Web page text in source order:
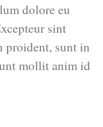
dolore eu
sint
proident, sunt in
mollit anim id